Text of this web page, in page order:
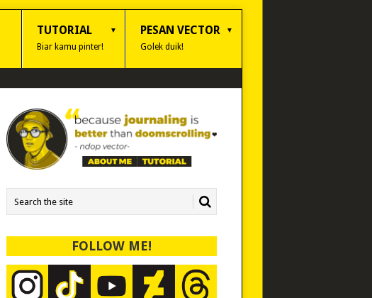
TUTORIAL
Biar kamu pinter!
PESAN VECTOR
Golek duik!
FOLLOW ME!